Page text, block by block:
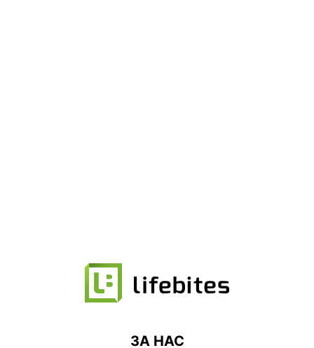
ЗА НАС